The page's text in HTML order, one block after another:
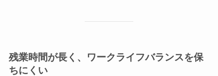
残業時間が長く、ワークライフバランスを保
ちにくい